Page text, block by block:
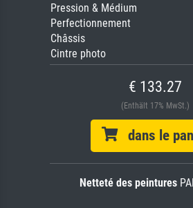
Pression & Médium
Perfectionnement
Châssis
Cintre photo
€ 133.27
(Enthält 17% MwSt.)
dans le
Netteté des peintures